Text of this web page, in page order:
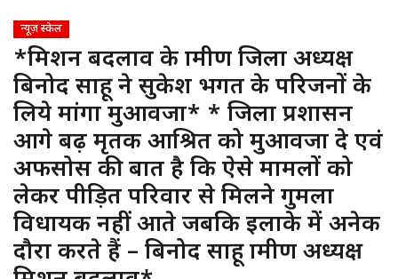
न्यूज़ स्केल
*मिशन बदलाव के ग्रामीण जिला अध्यक्ष
बिनोद साहू ने सुकेश भगत के परिजनों के
लिये मांगा मुआवजा* * जिला प्रशासन
आगे बढ़ मृतक आश्रित को मुआवजा दे एवं
अफसोस की बात है कि ऐसे मामलों को
लेकर पीड़ित परिवार से मिलने गुमला
विधायक नहीं आते जबकि इलाके में अनेक
दौरा करते हैं – बिनोद साहू ग्रामीण अध्यक्ष